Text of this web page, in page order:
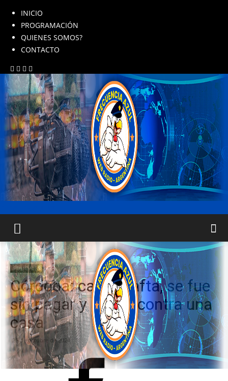
INICIO
PROGRAMACIÓN
QUIENES SOMOS?
CONTACTO
Inicio POLICIALES
POLICIALES
Córdoba: cargó nafta, se fue
sin pagar y chocó contra una
casa
26 de octubre de 2024